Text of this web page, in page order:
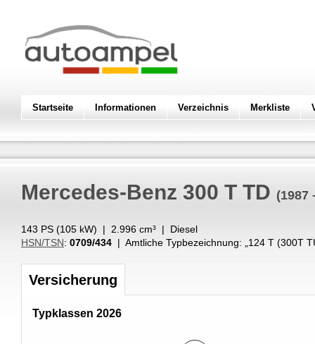
Startseite Informationen Verzeichnis Merkliste
Mercedes-Benz 300 T TD (1987
143 PS (105 kW) | 2.996 cm³ | Diesel
HSN/TSN: 0709/434 | Amtliche Typbezeichnung: „ 124 T (300T
Versicherung
Typklassen 2026